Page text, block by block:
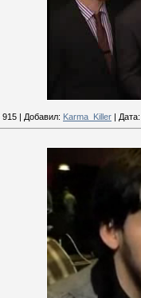
915 | Добавил: Karma_Killer | Дата: